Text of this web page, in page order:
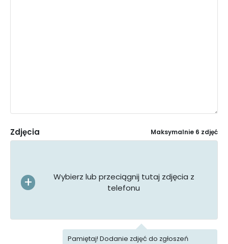
Zdjęcia Maksymalnie 6 zdjęć
Pamiętaj! Dodanie zdjęć do zgłoszeń
Wybierz lub przeciągnij tutaj zdjęcia z
telefonu